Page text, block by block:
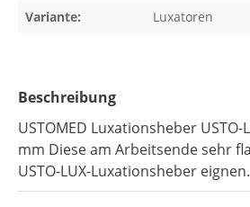
Variante: Luxatoren
Beschreibung
USTOMED Luxationsheber USTO-
mm Diese am Arbeitsende sehr
USTO-LUX-Luxationsheber